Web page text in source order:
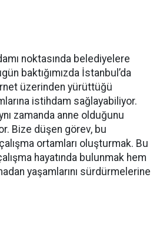
noktasında belediyelere
baktığımızda İstanbul’da
üzerinden yürüttüğü
istihdam sağlayabiliyor.
zamanda anne olduğunu
Bize düşen görev, bu
ortamları oluşturmak. Bu
hayatında bulunmak hem
yaşamlarını sürdürmelerine